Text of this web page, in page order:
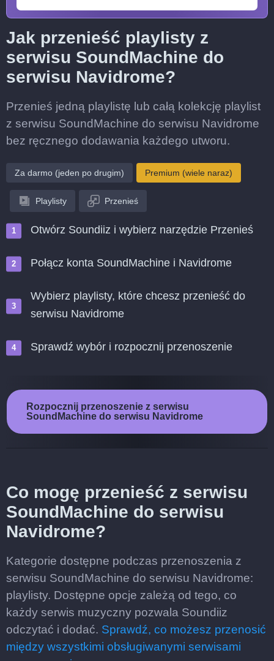
Jak przenieść playlisty z
serwisu SoundMachine do
serwisu Navidrome?
Przenieś jedną playlistę lub całą kolekcję playlist
z serwisu SoundMachine do serwisu Navidrome
bez ręcznego dodawania każdego utworu.
Za darmo (jeden po drugim) Premium (wiele naraz)
Playlisty Przenieś
Otwórz Soundiiz i wybierz narzędzie Przenieś
Połącz konta SoundMachine i Navidrome
Wybierz playlisty, które chcesz przenieść do
serwisu Navidrome
Sprawdź wybór i rozpocznij przenoszenie
Rozpocznij przenoszenie z serwisu
SoundMachine do serwisu Navidrome
Co mogę przenieść z serwisu
SoundMachine do serwisu
Navidrome?
Kategorie dostępne podczas przenoszenia z
serwisu SoundMachine do serwisu Navidrome:
playlisty. Dostępne opcje zależą od tego, co
każdy serwis muzyczny pozwala Soundiiz
odczytać i dodać. Sprawdź, co możesz przenosić
między wszystkimi obsługiwanymi serwisami